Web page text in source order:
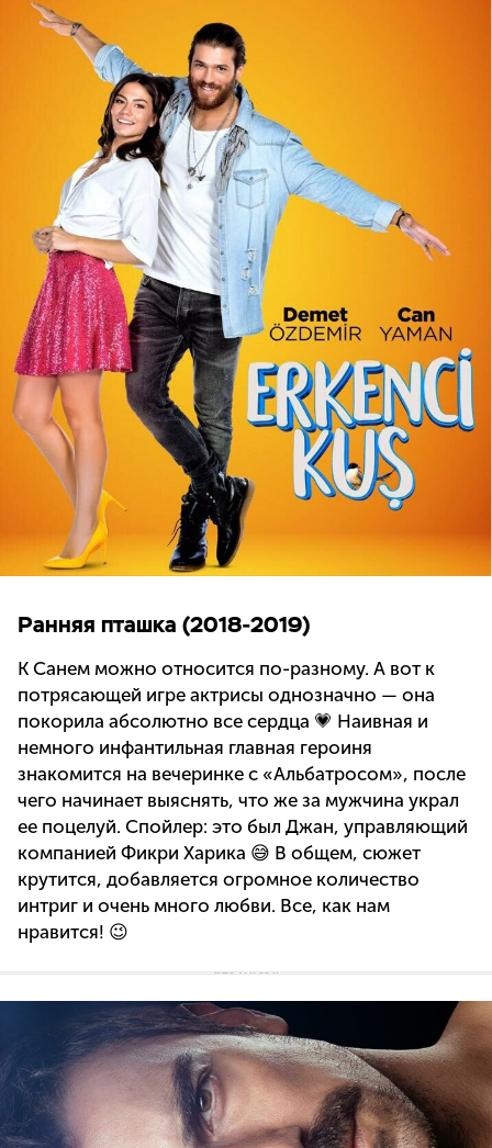
Ранняя пташка (2018-2019)
К Санем можно относится по-разному. А вот к
потрясающей игре актрисы однозначно — она
покорила абсолютно все сердца 💗 Наивная и
немного инфантильная главная героиня
знакомится на вечеринке с «Альбатросом», после
чего начинает выяснять, что же за мужчина украл
ее поцелуй. Спойлер: это был Джан, управляющий
компанией Фикри Харика 😅 В общем, сюжет
крутится, добавляется огромное количество
интриг и очень много любви. Все, как нам
нравится! 😉